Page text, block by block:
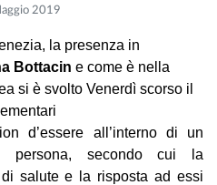
2019
la presenza in
Bottacin e come è nella
si è svolto Venerdì scorso il
d’essere all’interno di un
persona, secondo cui la
salute e la risposta ad essi